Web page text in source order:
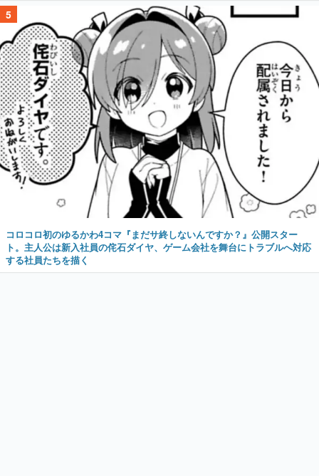
5
コロコロ初のゆるかわ4コマ『まだサ終しないんですか？』公開スター
ト。主人公は新入社員の侘石ダイヤ、ゲーム会社を舞台にトラブルへ対応
する社員たちを描く